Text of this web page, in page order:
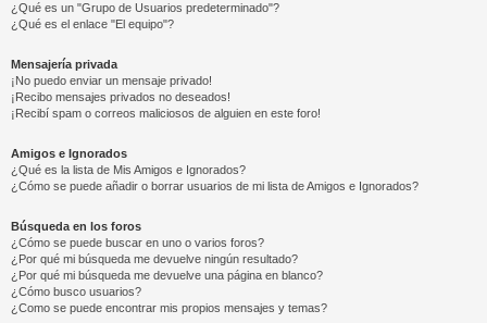
¿Qué es un "Grupo de Usuarios predeterminado"?
¿Qué es el enlace "El equipo"?
Mensajería privada
¡No puedo enviar un mensaje privado!
¡Recibo mensajes privados no deseados!
¡Recibí spam o correos maliciosos de alguien en este foro!
Amigos e Ignorados
¿Qué es la lista de Mis Amigos e Ignorados?
¿Cómo se puede añadir o borrar usuarios de mi lista de Amigos e Ignorados?
Búsqueda en los foros
¿Cómo se puede buscar en uno o varios foros?
¿Por qué mi búsqueda me devuelve ningún resultado?
¿Por qué mi búsqueda me devuelve una página en blanco?
¿Cómo busco usuarios?
¿Como se puede encontrar mis propios mensajes y temas?